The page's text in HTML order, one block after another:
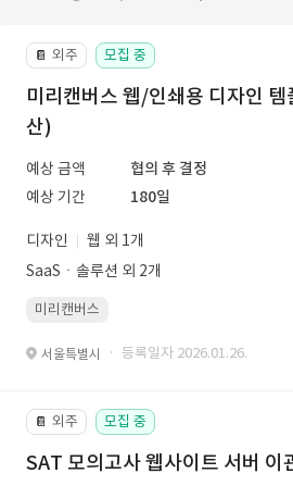
📔 외주 모집 중
미리캔버스 웹/인쇄용 디자인 템
산)
예상 금액
협의 후 결정
예상 기간
180일
디자인
웹 외 1개
SaaSㆍ솔루션 외 2개
미리캔버스
서울특별시 · 등록일자 2026.01.26.
📔 외주 모집 중
SAT 모의고사 웹사이트 서버 이